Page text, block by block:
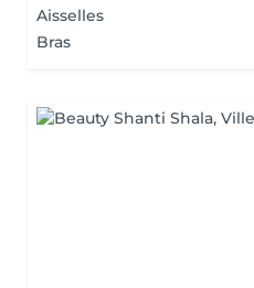
Aisselles
Bras